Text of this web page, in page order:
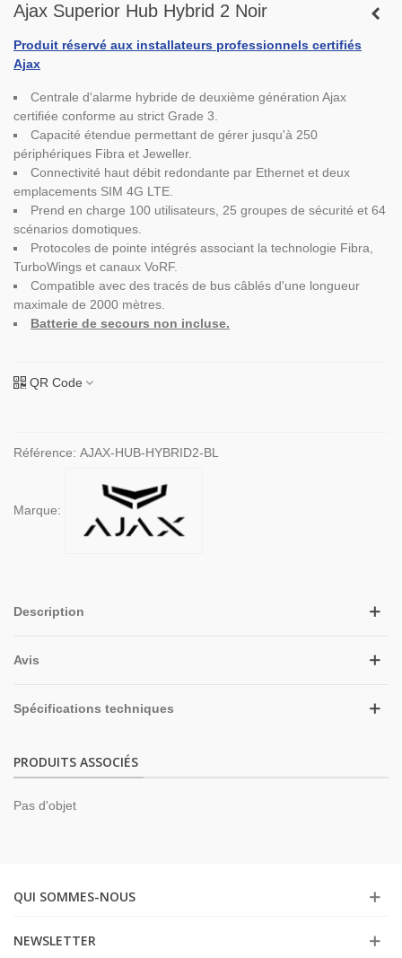
Ajax Superior Hub Hybrid 2 Noir
Produit réservé aux installateurs professionnels certifiés
Ajax
Centrale d'alarme hybride de deuxième génération Ajax
certifiée conforme au strict Grade 3.
Capacité étendue permettant de gérer jusqu'à 250
périphériques Fibra et Jeweller.
Connectivité haut débit redondante par Ethernet et deux
emplacements SIM 4G LTE.
Prend en charge 100 utilisateurs, 25 groupes de sécurité et 64
scénarios domotiques.
Protocoles de pointe intégrés associant la technologie Fibra,
TurboWings et canaux VoRF.
Compatible avec des tracés de bus câblés d'une longueur
maximale de 2000 mètres.
Batterie de secours non incluse.
QR Code
Référence: AJAX-HUB-HYBRID2-BL
Marque:
Description
Avis
Spécifications techniques
PRODUITS ASSOCIÉS
Pas d'objet
QUI SOMMES-NOUS
NEWSLETTER